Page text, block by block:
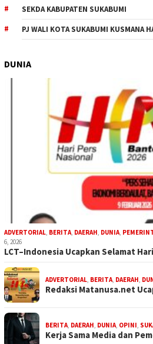
SEKDA KABUPATEN SUKABUMI
PJ WALI KOTA SUKABUMI KUSMANA
DUNIA
ADVERTORIAL, BERITA, DAERAH, DUNIA,
6, 2026
LCT–Indonesia Ucapkan Selamat
ADVERTORIAL, BERITA, DAERAH,
Redaksi Matanusa.net
BERITA, DAERAH, DUNIA, OPINI,
Kerja Sama Media dan